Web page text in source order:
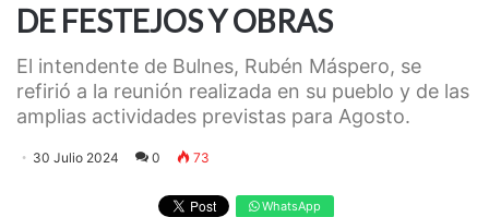
DE FESTEJOS Y OBRAS
El intendente de Bulnes, Rubén Máspero, se
refirió a la reunión realizada en su pueblo y de las
amplias actividades previstas para Agosto.
30 Julio 2024 0 73
WhatsApp